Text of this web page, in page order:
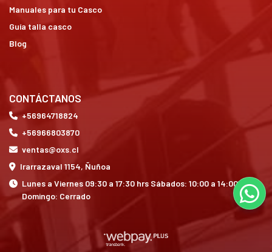
Manuales para tu Casco
Guía talla casco
Blog
CONTÁCTANOS
+56964718824
+56966803870
ventas@oxs.cl
Irarrazaval 1154, Ñuñoa
Lunes a Viernes 09:30 a 17:30 hrs Sábados: 10:00 a 14:00 hrs
Domingo: Cerrado